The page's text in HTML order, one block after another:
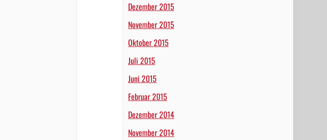
Dezember 2015
November 2015
Oktober 2015
Juli 2015
Juni 2015
Februar 2015
Dezember 2014
November 2014